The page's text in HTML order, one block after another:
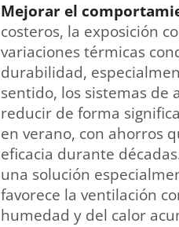
Mejorar el
costeros, la exposición
variaciones térmicas
durabilidad,
sentido, los sistemas de
reducir de forma
en verano, con ahorros
eficacia durante
una solución
favorece la ventilación
humedad y del calor